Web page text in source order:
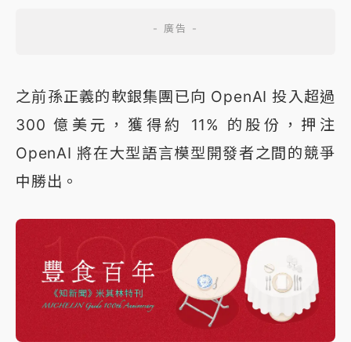
之前孫正義的軟銀集團已向 OpenAI 投入超過
300 億美元，獲得約 11% 的股份，押注
OpenAI 將在大型語言模型開發者之間的競爭
中勝出。